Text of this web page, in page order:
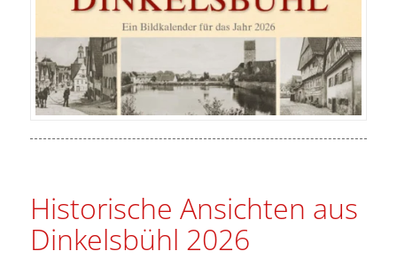
Historische Ansichten aus
Dinkelsbühl 2026